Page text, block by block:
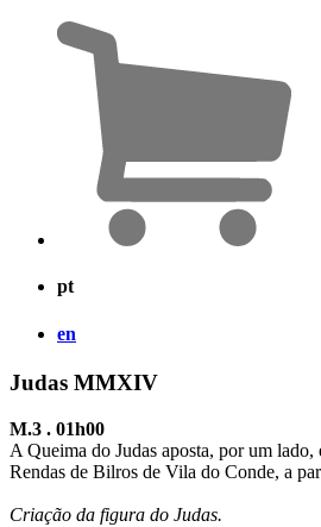
pt
en
Judas MMXIV
M.3 . 01h00
A Queima do Judas aposta, por um lado,
Rendas de Bilros de Vila do Conde, a
Criação da figura do Judas.